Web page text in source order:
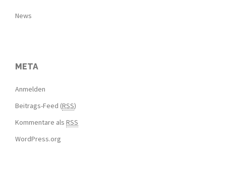
News
META
Anmelden
Beitrags-Feed (RSS)
Kommentare als RSS
WordPress.org